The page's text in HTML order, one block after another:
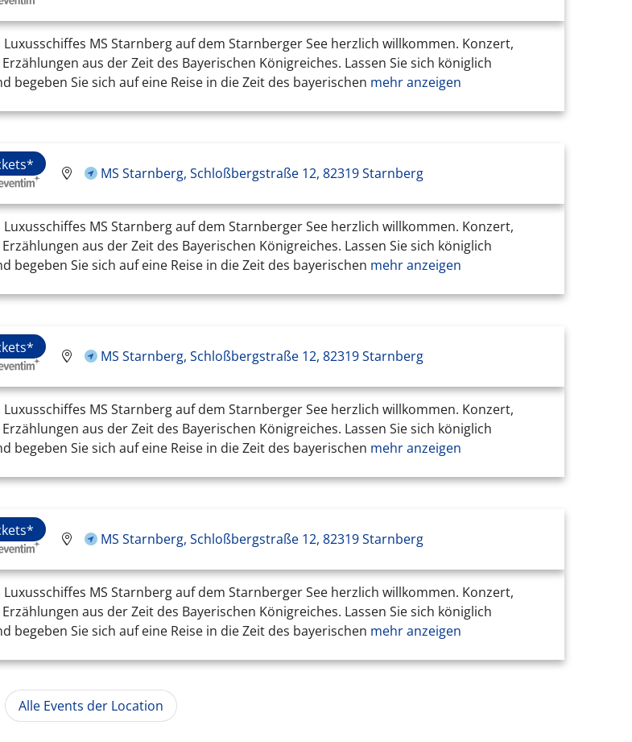
MS Starnberg auf dem Starnberger See herzlich willkommen. Konzert,
aus der Zeit des Bayerischen Königreiches. Lassen Sie sich königlich
Sie sich auf eine Reise in die Zeit des bayerischen mehr anzeigen
MS Starnberg, Schloßbergstraße 12, 82319 Starnberg
MS Starnberg auf dem Starnberger See herzlich willkommen. Konzert,
aus der Zeit des Bayerischen Königreiches. Lassen Sie sich königlich
Sie sich auf eine Reise in die Zeit des bayerischen mehr anzeigen
MS Starnberg, Schloßbergstraße 12, 82319 Starnberg
MS Starnberg auf dem Starnberger See herzlich willkommen. Konzert,
aus der Zeit des Bayerischen Königreiches. Lassen Sie sich königlich
Sie sich auf eine Reise in die Zeit des bayerischen mehr anzeigen
MS Starnberg, Schloßbergstraße 12, 82319 Starnberg
MS Starnberg auf dem Starnberger See herzlich willkommen. Konzert,
aus der Zeit des Bayerischen Königreiches. Lassen Sie sich königlich
Sie sich auf eine Reise in die Zeit des bayerischen mehr anzeigen
Alle Events der Location